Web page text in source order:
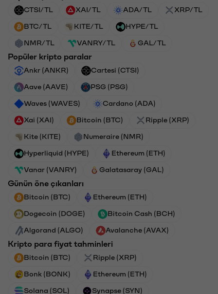
CTSI/TL XAI/TL ADA/TL XRP/TL
BTC/TL KITE/TL HYPE/TL
NMR/TL VANRY/TL GAL/TL
Popüler kripto paralar
Ankr (ANKR) Cartesi (CTSI)
Aave (AAVE) PSG (PSG)
Waves (WAVES) Cardano (ADA)
Xai (XAI) Bitcoin (BTC) Ripple (XRP)
Kite (KITE) Numeraire (NMR)
Hyperliquid (HYPE) Ethereum (ETH)
Vanar (VANRY) Galatasaray (GAL)
Günün öne çıkanları
Bitcoin (BTC) Ethereum (ETH)
Dogecoin (DOGE) Bitcoin Cash (BCH)
Algorand (ALGO) Avalanche (AVAX)
Kripto para fiyat tahminleri
Bitcoin (BTC) Ripple (XRP)
Bonk (BONK) Ethereum (ETH)
Solana (SOL) Synapse (SYN)